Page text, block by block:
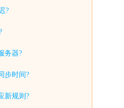
?
务器?
步时间?
新规则?